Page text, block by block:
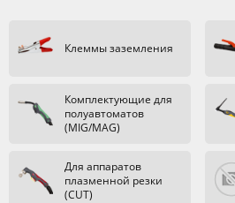
Клеммы заземления
Комплектующие для
полуавтоматов
(MIG/MAG)
Для аппаратов
плазменной резки
(CUT)